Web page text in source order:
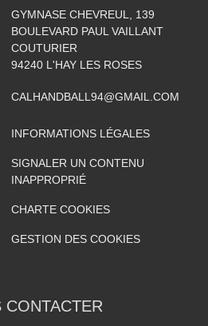
GYMNASE CHEVREUL, 139
BOULEVARD PAUL VAILLANT
COUTURIER
94240 L'HAY LES ROSES
CALHANDBALL94@GMAIL.COM
INFORMATIONS LÉGALES
SIGNALER UN CONTENU
INAPPROPRIÉ
CHARTE COOKIES
GESTION DES COOKIES
CONTACTER